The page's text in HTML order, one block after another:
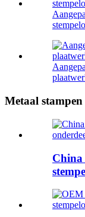
Metaal stampen
China